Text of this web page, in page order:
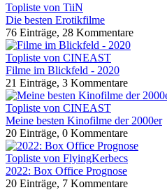
Topliste von TiiN
Die besten Erotikfilme
76 Einträge, 28 Kommentare
Topliste von CINEAST
Filme im Blickfeld - 2020
21 Einträge, 3 Kommentare
Topliste von CINEAST
Meine besten Kinofilme der 2000er
20 Einträge, 0 Kommentare
Topliste von FlyingKerbecs
2022: Box Office Prognose
20 Einträge, 7 Kommentare